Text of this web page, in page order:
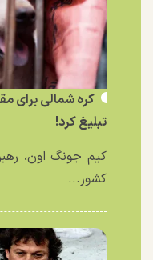
کره شمالی برای
تبلیغ کرد!
کیم جونگ اون،
کشور...